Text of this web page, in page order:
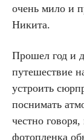
очень мило и
Никита.
Прошел год и
путешествие
устроить
поснимать
честно
фотопленка